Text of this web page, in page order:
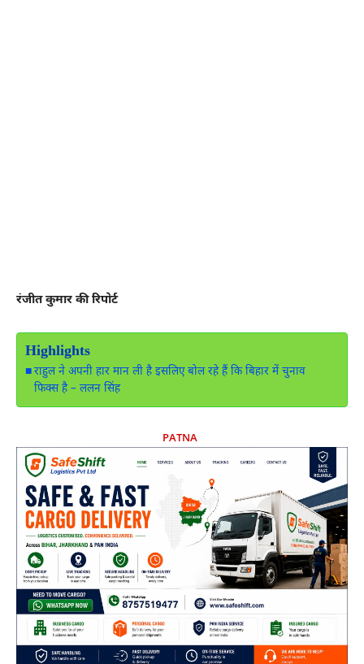
रंजीत कुमार की रिपोर्ट
Highlights
राहुल ने अपनी हार मान ली है इसलिए बोल रहे हैं कि बिहार में चुनाव
फिक्स है – ललन सिंह
PATNA